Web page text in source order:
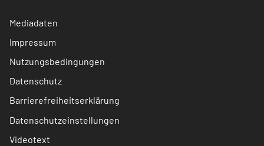
Mediadaten
Impressum
Nutzungsbedingungen
Datenschutz
Barrierefreiheitserklärung
Datenschutzeinstellungen
Videotext